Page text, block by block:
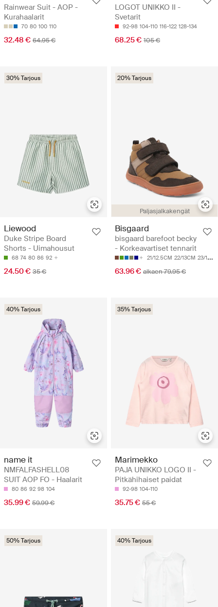
Rainwear Suit - AOP -
Kurahaalarit
70 80 100 110
32.48 € 64.95 €
LOGOT UNIKKO II -
Svetarit
92-98 104-110 116-122 128-134
68.25 € 105 €
30% Tarjous
Liewood
Duke Stripe Board
Shorts - Uimahousut
68 74 80 86 92
24.50 € 35 €
Paljasjalkakengät
20% Tarjous
Bisgaard
bisgaard barefoot becky
- Korkeavartiset tennarit
21/12.5CM 22/13CM 23/13.5CM
63.96 € alkaen 79.95 €
40% Tarjous
name it
NMFALFASHELL08
SUIT AOP FO - Haalarit
80 86 92 98 104
35.99 € 59.99 €
35% Tarjous
Marimekko
PAJA UNIKKO LOGO II -
Pitkähihaiset paidat
92-98 104-110
35.75 € 55 €
50% Tarjous 40% Tarjous